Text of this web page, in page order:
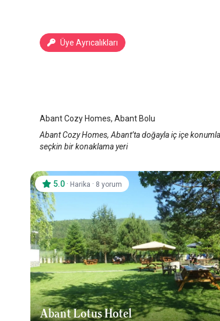
Üye Ayrıcalıkları
Abant Cozy Homes, Abant Bolu
Abant Cozy Homes, Abant’ta doğayla iç içe
seçkin bir konaklama yeri
Abant Lotus Hotel
5.0 · Harika · 8 yorum